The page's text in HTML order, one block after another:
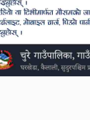
दुर्गा प्रसाईंलाई रिहा
अदालतको आदेश